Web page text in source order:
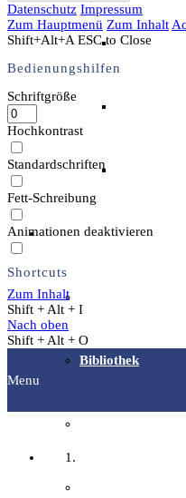
Angebote & Aktionen
Bibliothek
Datenschutz Impressum
Zum Hauptmenü Zum Inhalt
Shift+Alt+A ESC to Close
Bedienungshilfen
Schriftgröße
Hochkontrast
Standardschriften
Fett-Schreibung
Animationen deaktivieren
Shortcuts
Zum Inhalt
Shift + Alt + I
Nach oben
Shift + Alt + O
Menu